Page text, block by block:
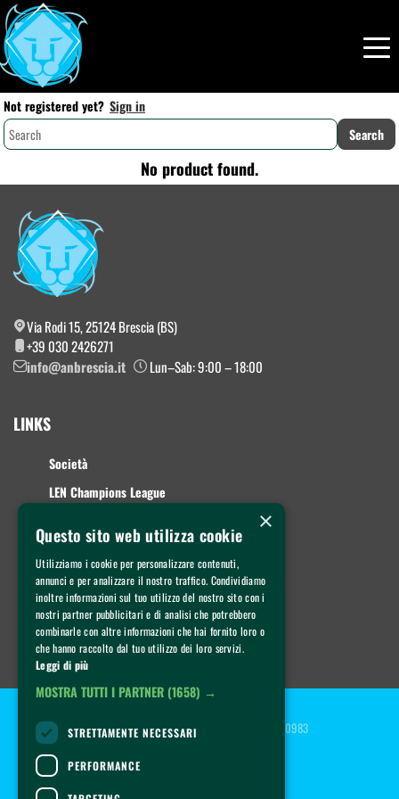
Not registered yet? Sign in
No product found.
Via Rodi 15, 25124 Brescia (BS)
+39 030 2426271
info@anbrescia.it
Lun–Sab: 9:00 – 18:00
LINKS
Società
LEN Champions League
A2 Femminile
Giovanili
Summer Camp
CONTATTI
Copyright © 2022 AN Brescia - P.IVA 04112160983
×
Questo sito web utilizza cookie
Utilizziamo i cookie per personalizzare contenuti,
annunci e per analizzare il nostro traffico. Condividiamo
inoltre informazioni sul tuo utilizzo del nostro sito con i
nostri partner pubblicitari e di analisi che potrebbero
combinarle con altre informazioni che hai fornito loro o
che hanno raccolto dal tuo utilizzo dei loro servizi.
Leggi di più
MOSTRA TUTTI I PARTNER (1658) →
STRETTAMENTE NECESSARI
PERFORMANCE